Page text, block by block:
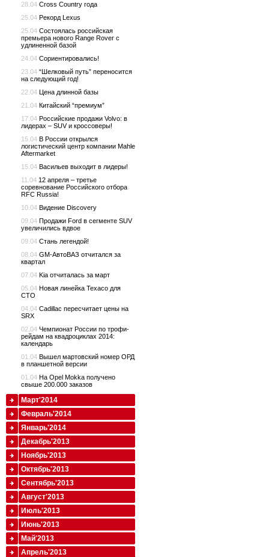
28.04 Cross Country года
25.04 Рекорд Lexus
25.04 Состоялась российская
премьера нового Range Rover с
удлиненной базой
24.04 Сориентировались!
23.04 “Шелковый путь” переносится
на следующий год!
22.04 Цена длинной базы
21.04 Китайский “премиум”
17.04 Российские продажи Volvo: в
лидерах – SUV и кроссоверы!
15.04 В России открылся
логистический центр компании Mahle
Aftermarket
15.04 Васильев выходит в лидеры!
11.04 12 апреля – третье
соревнование Российского отбора
RFC Russia!
10.04 Видение Discovery
09.04 Продажи Ford в сегменте SUV
увеличились вдвое
09.04 Стань легендой!
08.04 GM-АвтоВАЗ отчитался за
квартал
07.04 Kia отчиталась за март
05.04 Новая линейка Texaco для
СТО
04.04 Cadillac пересчитает цены на
SRX
02.04 Чемпионат России по трофи-
рейдам на квадроциклах 2014:
календарь
01.04 Вышел мартовский номер ОРД
в планшетной версии
01.04 На Opel Mokka получено
свыше 200.000 заказов
Март'2014
Февраль'2014
Январь'2014
Декабрь'2013
Ноябрь'2013
Октябрь'2013
Сентябрь'2013
Август'2013
Июль'2013
Июнь'2013
Май'2013
Апрель'2013